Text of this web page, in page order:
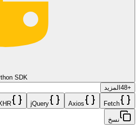
SDK
+
48المزيد
Fetch
Axios
jQuery
نسخ